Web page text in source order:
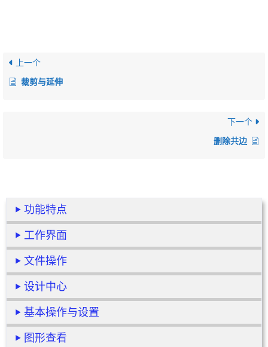
功能特点
工作界面
文件操作
设计中心
基本操作与设置
图形查看
上一个
裁剪与延伸
下一个
删除共边